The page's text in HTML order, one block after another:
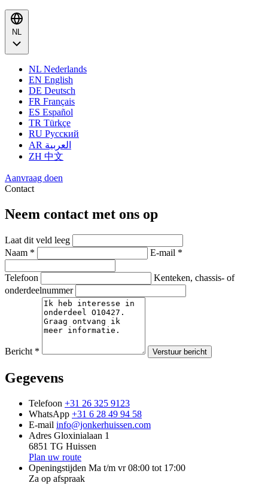
NL
NL Nederlands
EN English
DE Deutsch
FR Français
ES Español
TR Türkçe
RU Русский
AR العربية
ZH 中文
Aanvraag doen
Contact
Neem contact met ons op
Laat dit veld leeg
Naam *
E-mail *
Telefoon
Kenteken, chassis- of
onderdeelnummer
Bericht * Verstuur bericht
Gegevens
Telefoon +31 26 325 9123
WhatsApp +31 6 28 49 94 58
E-mail info@jonkerhuissen.com
Adres Gloxinialaan 1
6851 TG Huissen
Plan uw route
Openingstijden Ma t/m vr 08:00 tot 17:00
Za op afspraak